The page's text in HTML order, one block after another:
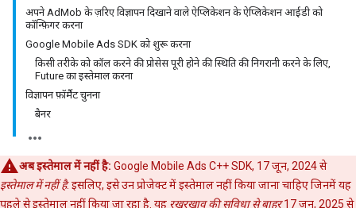
अपने AdMob के ज़रिए विज्ञापन दिखाने वाले ऐप्लिकेशन के ऐप्लिकेशन आईडी को
कॉन्फ़िगर करना
Google Mobile Ads SDK को शुरू करना
किसी तरीके को कॉल करने की प्रोसेस पूरी होने की स्थिति की निगरानी करने के लिए,
Future का इस्तेमाल करना
विज्ञापन फ़ॉर्मैट चुनना
बैनर
अब इस्तेमाल में नहीं है: Google Mobile Ads C++ SDK, 17 जून, 2024 से
इस्तेमाल में नहीं है. इसलिए, इसे उन प्रोजेक्ट में इस्तेमाल नहीं किया जाना चाहिए जिनमें यह
पहले से इस्तेमाल नहीं किया जा रहा है. यह रखरखाव की सुविधा से बाहर17 जून, 2025 से